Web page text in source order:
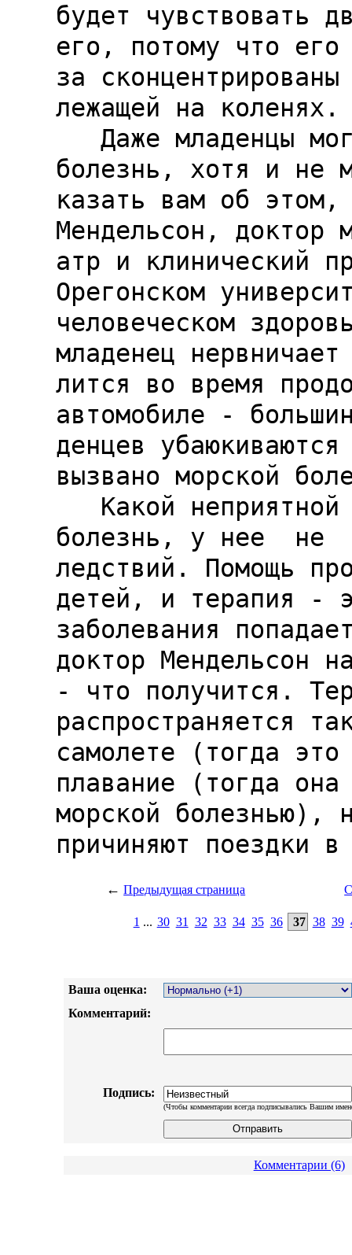
← Предыдущая страница
1 ... 30 31 32 33 34 35 36 37 38 39
Ваша оценка:
Комментарий:
Подпись:
(Чтобы комментарии всегда подписывались Вашим
Комментарии (6)